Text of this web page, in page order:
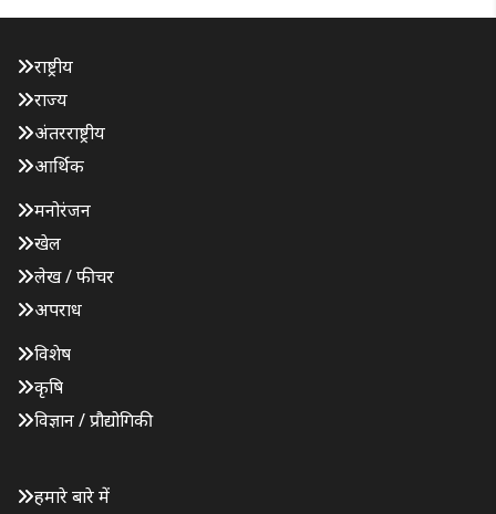
राष्ट्रीय
राज्य
अंतरराष्ट्रीय
आर्थिक
मनोरंजन
खेल
लेख / फीचर
अपराध
विशेष
कृषि
विज्ञान / प्रौद्योगिकी
हमारे बारे में